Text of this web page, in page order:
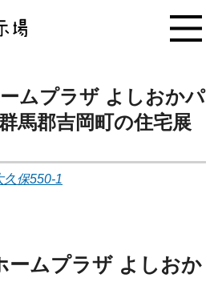
ムプラザ よしおかパ
馬郡吉岡町の住宅展
久保550-1
ームプラザ よしおか